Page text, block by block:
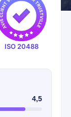
ISO 20488
4,5